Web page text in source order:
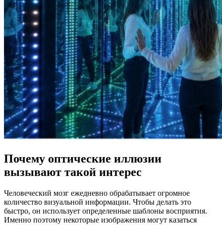
Почему оптические иллюзии
вызывают такой интерес
Человеческий мозг ежедневно обрабатывает огромное
количество визуальной информации. Чтобы делать это
быстро, он использует определенные шаблоны восприятия.
Именно поэтому некоторые изображения могут казаться